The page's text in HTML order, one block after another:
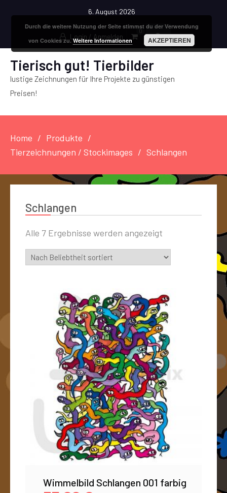
6. August 2026
Login / Anmelden
0
Tierisch gut! Tierbilder
lustige Zeichnungen für Ihre Projekte zu günstigen
Preisen!
Home
Produkte
Tierzeichnungen / Stockimages
Schlangen
Schlangen
Alle 7 Ergebnisse werden angezeigt
Wimmelbild Schlangen 001 farbig
Durch die weitere Nutzung der Seite stimmst du der Verwendung
von Cookies zu.Weitere Informationen AKZEPTIEREN